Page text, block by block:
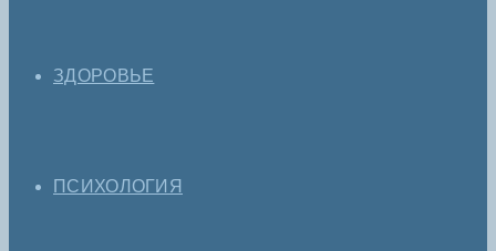
ЗДОРОВЬЕ
ПСИХОЛОГИЯ